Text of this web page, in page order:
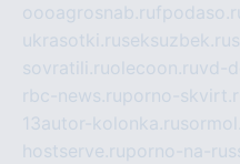
oooagrosnab.ru
ukrasotki.ruseksuzbek.ru
sovratili.ruolecoon.ruvd-
rbc-news.ruporno-
13autor-kolonka.ru
hostserve.ruporno-na-